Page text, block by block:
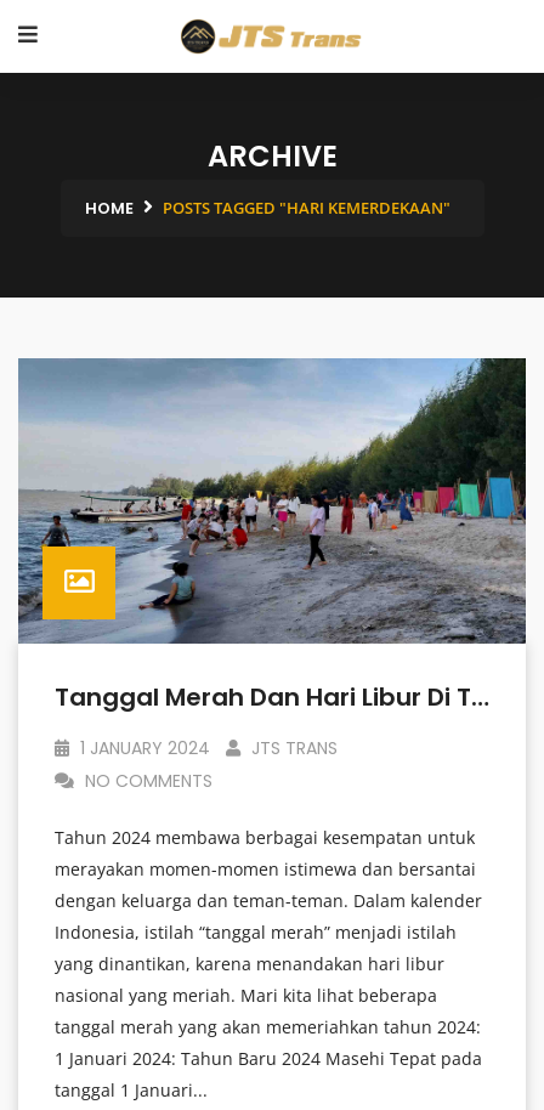
ARCHIVE
HOME POSTS TAGGED "HARI KEMERDEKAAN"
Tanggal Merah Dan Hari Libur Di Tahun 2024
1 JANUARY 2024
JTS TRANS
NO COMMENTS
Tahun 2024 membawa berbagai kesempatan untuk
merayakan momen-momen istimewa dan bersantai
dengan keluarga dan teman-teman. Dalam kalender
Indonesia, istilah “tanggal merah” menjadi istilah
yang dinantikan, karena menandakan hari libur
nasional yang meriah. Mari kita lihat beberapa
tanggal merah yang akan memeriahkan tahun 2024:
1 Januari 2024: Tahun Baru 2024 Masehi Tepat pada
tanggal 1 Januari...